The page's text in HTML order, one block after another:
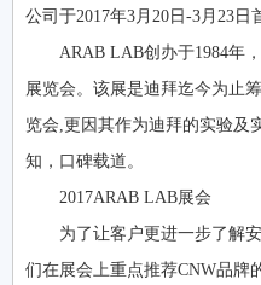
公司于2017年3月20日-3月23日
ARAB LAB创办于1984年
展览会。该展是迪拜迄今为止
览会,更因其作为迪拜的实验及
知，口碑载道。
2017ARAB LAB展会
为了让客户更进一步了解
们在展会上重点推荐CNW品牌